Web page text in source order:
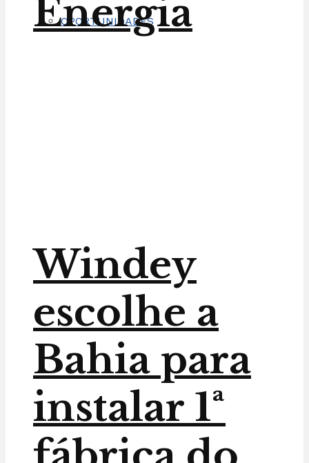
OPORTUNIDADES
Energia
Windey
escolhe a
Bahia para
instalar 1ª